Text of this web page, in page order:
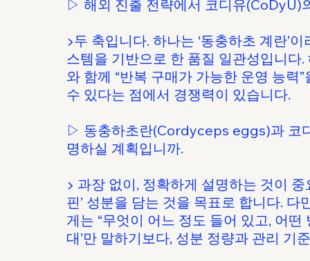
▷ 해외 진출 전략에서 코디유(CoDyU)
▶두 축입니다. 하나는 ‘동충하초 계란’
스템을 기반으로 한 품질 일관성입니다
와 함께 “반복 구매가 가능한 운영 능력
수 있다는 점에서 경쟁력이 있습니다.
▷ 동충하초란(Cordyceps eggs)과 코
명하실 계획입니까.
▶ 과장 없이, 정확하게 설명하는 것이
핀’ 성분을 담는 것을 목표로 합니다.
게는 “무엇이 어느 정도 들어 있고, 어
대’만 말하기보다, 성분 정량과 관리 기